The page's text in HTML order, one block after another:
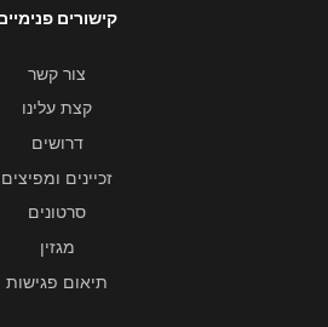
קישורים
צור קשר
קצת עלינו
דרושים
זכיינים ומפיצים
סרטונים
מגזין
תיאום פגישות